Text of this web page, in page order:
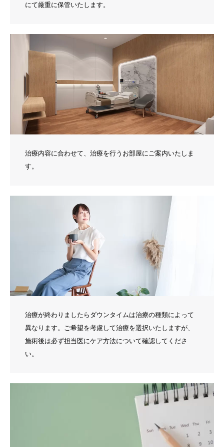
にて厳重に保管いたします。
治療内容に合わせて、治療を行うお部屋にご案内いたしま
す。
治療が終わりましたらダウンタイムは治療の種類によって
異なります。ご希望を考慮して治療を選択いたしますが、
施術後は必ず担当医にケア方法について確認してくださ
い。